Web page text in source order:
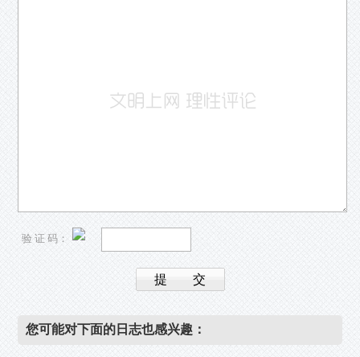
验 证 码：
您可能对下面的日志也感兴趣：